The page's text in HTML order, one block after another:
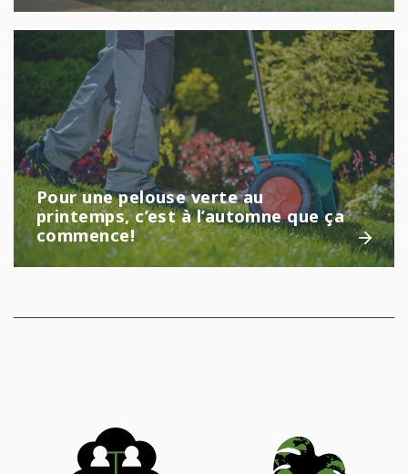
Pour une pelouse verte au
printemps, c’est à l’automne que ça
commence!